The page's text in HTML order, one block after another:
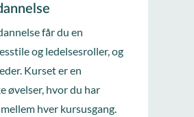
får du en
og ledelsesroller, og
Kurset er en
øvelser, hvor du har
hver kursusgang.